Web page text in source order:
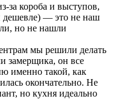
за короба и выступов,
дешевле) — это не наш
но не нашли
мы решили делать
замерщика, он все
именно такой, как
окончательно. Не
но кухня идеально